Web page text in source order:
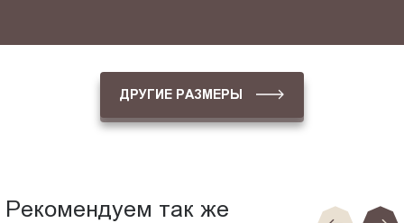
ДРУГИЕ РАЗМЕРЫ
Рекомендуем так же